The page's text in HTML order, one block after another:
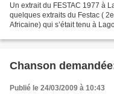
Un extrait du FESTAC 1977 à
quelques extraits du Festac (
Africaine) qui s’était tenu à
Chanson
Publié le 24/03/2009 à 10:43